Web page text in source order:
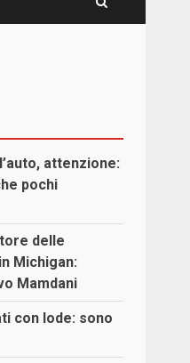
attenzione:
pochi
delle
Michigan:
Mamdani
con lode: sono